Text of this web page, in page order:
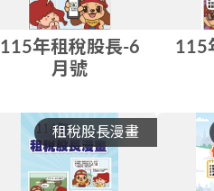
115年租稅股長-6
月號
115
租稅股長漫畫